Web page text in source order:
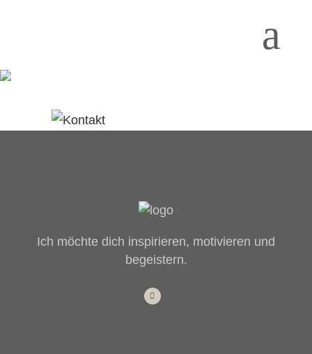
Ich möchte dich inspirieren, motivieren und
begeistern.